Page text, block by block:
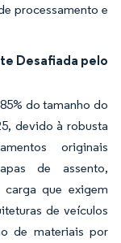
processamento e
Desafiada pelo
do tamanho do
devido à robusta
originais
de assento,
que exigem
de veículos
de materiais por